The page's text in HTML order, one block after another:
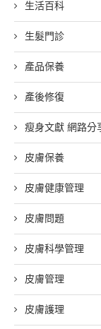
生活百科
生髮門診
產品保養
產後修復
瘦身文獻 網路分
皮膚保養
皮膚健康管理
皮膚問題
皮膚科學管理
皮膚管理
皮膚護理